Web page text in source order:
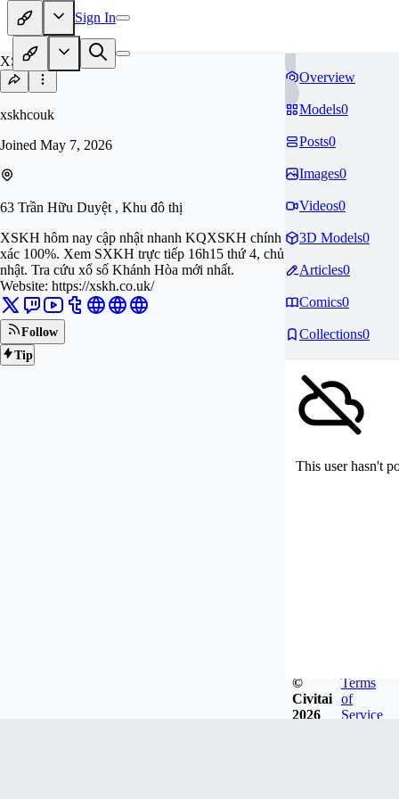
Sign In
XS
xskhcouk
Joined May 7, 2026
63 Trần Hữu Duyệt , Khu đô thị
XSKH hôm nay cập nhật nhanh KQXSKH chính
xác 100%. Xem SXKH trực tiếp 16h15 thứ 4, chủ
nhật. Tra cứu xổ số Khánh Hòa mới nhất.
Website: https://xskh.co.uk/
Follow
Tip
Overview
Models0
Posts0
Images0
Videos0
3D Models0
Articles0
Comics0
Collections0
This user hasn't
©
Civitai
2026
Terms
of
Service